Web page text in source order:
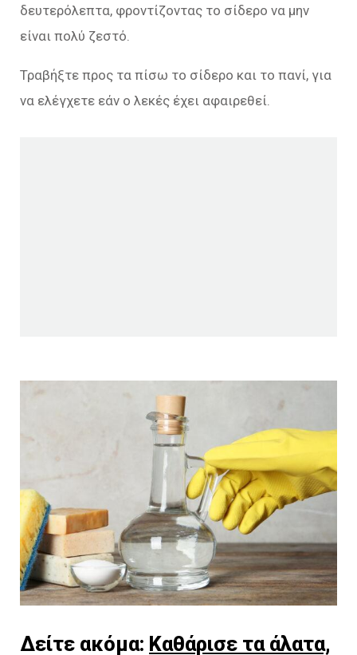
δευτερόλεπτα, φροντίζοντας το σίδερο να μην
είναι πολύ ζεστό.
Τραβήξτε προς τα πίσω το σίδερο και το πανί, για
να ελέγχετε εάν ο λεκές έχει αφαιρεθεί.
Δείτε ακόμα: Καθάρισε τα άλατα,